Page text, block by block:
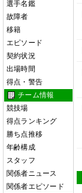
選手名鑑
故障者
移籍
エピソード
契約状況
出場時間
得点・警告
チーム情報
競技場
得点ランキング
勝ち点推移
年齢構成
スタッフ
関係者ニュース
関係者エピソード